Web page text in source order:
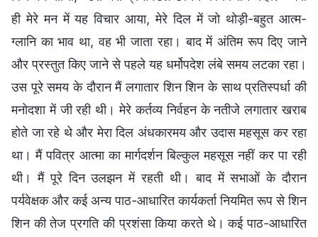
ही मेरे मन में यह विचार आया, मेरे दिल में जो थोड़ी-बहुत आत्म-
ग्लानि का भाव था, वह भी जाता रहा। बाद में अंतिम रूप दिए जाने
और प्रस्तुत किए जाने से पहले यह धर्मोपदेश लंबे समय लटका रहा।
उस पूरे समय के दौरान मैं लगातार शिन शिन के साथ प्रतिस्पर्धा की
मनोदशा में जी रही थी। मेरे कर्तव्य निर्वहन के नतीजे लगातार खराब
होते जा रहे थे और मेरा दिल अंधकारमय और उदास महसूस कर रहा
था। मैं पवित्र आत्मा का मार्गदर्शन बिल्कुल महसूस नहीं कर पा रही
थी। मैं पूरे दिन उलझन में रहती थी। बाद में सभाओं के दौरान
पर्यवेक्षक और कई अन्य पाठ-आधारित कार्यकर्ता नियमित रूप से शिन
शिन की तेज प्रगति की प्रशंसा किया करते थे। कई पाठ-आधारित